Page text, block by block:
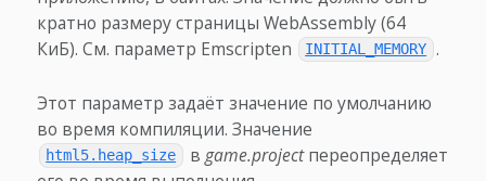
кратно размеру страницы WebAssembly (64
КиБ). См. параметр Emscripten
INITIAL_MEMORY .
Этот параметр задаёт значение по умолчанию
во время компиляции. Значение
html5.heap_size в game.projectпереопределяет